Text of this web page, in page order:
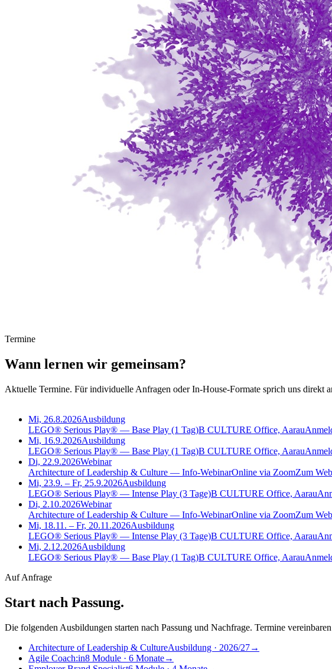
Termine
Wann lernen wir gemeinsam?
Aktuelle Termine. Für individuelle Anfragen oder In-House-Formate sprich uns direkt
Mi, 26.8.2026Ausbildung
LEGO® Serious Play® — Base Play (1 Tag)B CULTURE Office, Aarau
Mi, 16.9.2026Ausbildung
LEGO® Serious Play® — Base Play (1 Tag)B CULTURE Office, Aarau
Di, 22.9.2026Webinar
Architecture of Leadership & Culture — Info-WebinarOnline via ZoomZum
Mi, 23.9. – Fr, 25.9.2026Ausbildung
LEGO® Serious Play® — Intense Play (3 Tage)B CULTURE Office, Aarau
Di, 2.10.2026Webinar
Architecture of Leadership & Culture — Info-WebinarOnline via ZoomZum
Mi, 18.11. – Fr, 20.11.2026Ausbildung
LEGO® Serious Play® — Intense Play (3 Tage)B CULTURE Office, Aarau
Mi, 2.12.2026Ausbildung
LEGO® Serious Play® — Base Play (1 Tag)B CULTURE Office, Aarau
Auf Anfrage
Start nach Passung.
Die folgenden Ausbildungen starten nach Passung und Nachfrage. Termine
Architecture of Leadership & CultureAusbildung · 2026/27→
Agile Coach:in8 Module · 6 Monate→